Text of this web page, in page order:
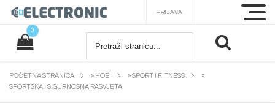
PRIJAVA
0
POČETNA STRANICA » HOBI »SPORT I FITNESS
»
SPORTSKA I SIGURNOSNA RASVJETA